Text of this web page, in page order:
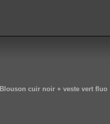
Blouson cuir noir + veste vert fluo